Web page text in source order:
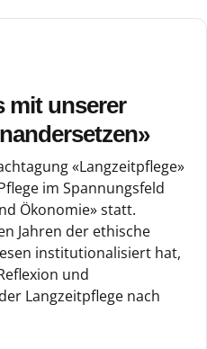
mit unserer
«Langzeitpflege»
im Spannungsfeld
Ökonomie» statt.
Jahren der ethische
institutionalisiert hat,
und
Langzeitpflege nach